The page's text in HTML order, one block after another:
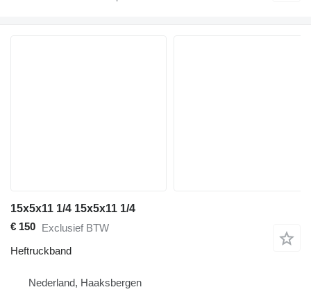
15x5x11 1/4 15x5x11 1/4
€ 150 Exclusief BTW
Heftruckband
Nederland, Haaksbergen